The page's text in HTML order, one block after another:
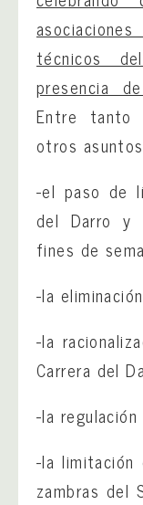
técnicos
presencia
Entre tanto
otros
-el paso de
del Darro y
fines de
-la
-la
Carrera del
-la
-la limitación
zambras del